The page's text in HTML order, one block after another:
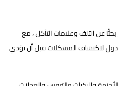
عن التلف وعلامات التآكل ، مع
لاكتشاف المشكلات قبل أن تؤدي